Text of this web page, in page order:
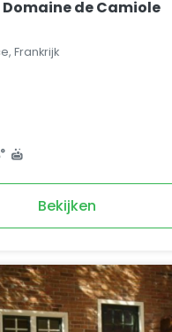
de Camiole
Frankrijk
Bekijken